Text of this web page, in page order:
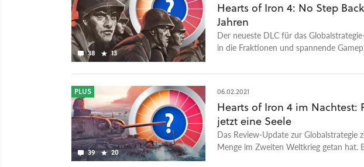
38 13
Hearts of Iron 4: No Step
Jahren
Der neueste DLC für das
in die Fraktionen und spannende
39 20
PLUS 06.02.2021
Hearts of Iron 4 im Nachtest:
jetzt eine Seele
Das Review-Update zur Globalstrategie
Menge im Zweiten Weltkrieg getan hat.